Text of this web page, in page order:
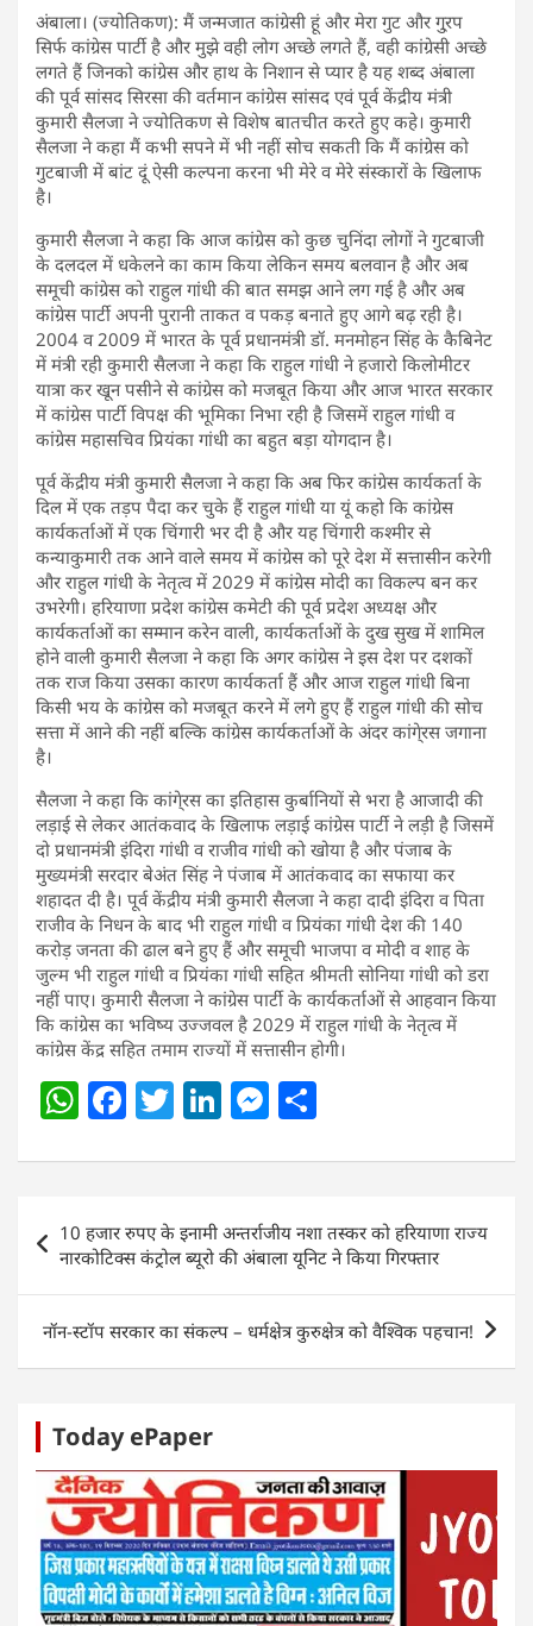
अंबाला। (ज्योतिकण): मैं जन्मजात कांग्रेसी हूं और मेरा गुट और गु्रप
सिर्फ कांग्रेस पार्टी है और मुझे वही लोग अच्छे लगते हैं, वही कांग्रेसी अच्छे
लगते हैं जिनको कांग्रेस और हाथ के निशान से प्यार है यह शब्द अंबाला
की पूर्व सांसद सिरसा की वर्तमान कांग्रेस सांसद एवं पूर्व केंद्रीय मंत्री
कुमारी सैलजा ने ज्योतिकण से विशेष बातचीत करते हुए कहे। कुमारी
सैलजा ने कहा मैं कभी सपने में भी नहीं सोच सकती कि मैं कांग्रेस को
गुटबाजी में बांट दूं ऐसी कल्पना करना भी मेरे व मेरे संस्कारों के खिलाफ
है।
कुमारी सैलजा ने कहा कि आज कांग्रेस को कुछ चुनिंदा लोगों ने गुटबाजी
के दलदल में धकेलने का काम किया लेकिन समय बलवान है और अब
समूची कांग्रेस को राहुल गांधी की बात समझ आने लग गई है और अब
कांग्रेस पार्टी अपनी पुरानी ताकत व पकड़ बनाते हुए आगे बढ़ रही है।
2004 व 2009 में भारत के पूर्व प्रधानमंत्री डॉ. मनमोहन सिंह के कैबिनेट
में मंत्री रही कुमारी सैलजा ने कहा कि राहुल गांधी ने हजारो किलोमीटर
यात्रा कर खून पसीने से कांग्रेस को मजबूत किया और आज भारत सरकार
में कांग्रेस पार्टी विपक्ष की भूमिका निभा रही है जिसमें राहुल गांधी व
कांग्रेस महासचिव प्रियंका गांधी का बहुत बड़ा योगदान है।
पूर्व केंद्रीय मंत्री कुमारी सैलजा ने कहा कि अब फिर कांग्रेस कार्यकर्ता के
दिल में एक तड़प पैदा कर चुके हैं राहुल गांधी या यूं कहो कि कांग्रेस
कार्यकर्ताओं में एक चिंगारी भर दी है और यह चिंगारी कश्मीर से
कन्याकुमारी तक आने वाले समय में कांग्रेस को पूरे देश में सत्तासीन करेगी
और राहुल गांधी के नेतृत्व में 2029 में कांग्रेस मोदी का विकल्प बन कर
उभरेगी। हरियाणा प्रदेश कांग्रेस कमेटी की पूर्व प्रदेश अध्यक्ष और
कार्यकर्ताओं का सम्मान करेन वाली, कार्यकर्ताओं के दुख सुख में शामिल
होने वाली कुमारी सैलजा ने कहा कि अगर कांग्रेस ने इस देश पर दशकों
तक राज किया उसका कारण कार्यकर्ता हैं और आज राहुल गांधी बिना
किसी भय के कांग्रेस को मजबूत करने में लगे हुए हैं राहुल गांधी की सोच
सत्ता में आने की नहीं बल्कि कांग्रेस कार्यकर्ताओं के अंदर कांगे्रस जगाना
है।
सैलजा ने कहा कि कांगे्रस का इतिहास कुर्बानियों से भरा है आजादी की
लड़ाई से लेकर आतंकवाद के खिलाफ लड़ाई कांग्रेस पार्टी ने लड़ी है जिसमें
दो प्रधानमंत्री इंदिरा गांधी व राजीव गांधी को खोया है और पंजाब के
मुख्यमंत्री सरदार बेअंत सिंह ने पंजाब में आतंकवाद का सफाया कर
शहादत दी है। पूर्व केंद्रीय मंत्री कुमारी सैलजा ने कहा दादी इंदिरा व पिता
राजीव के निधन के बाद भी राहुल गांधी व प्रियंका गांधी देश की 140
करोड़ जनता की ढाल बने हुए हैं और समूची भाजपा व मोदी व शाह के
जुल्म भी राहुल गांधी व प्रियंका गांधी सहित श्रीमती सोनिया गांधी को डरा
नहीं पाए। कुमारी सैलजा ने कांग्रेस पार्टी के कार्यकर्ताओं से आहवान किया
कि कांग्रेस का भविष्य उज्जवल है 2029 में राहुल गांधी के नेतृत्व में
कांग्रेस केंद्र सहित तमाम राज्यों में सत्तासीन होगी।
W
at
s
A
p
p
F
c
e
b
o
o
k
T
itt
er
Li
k
e
dI
n
M
ss
e
n
g
er
ar
e
navigation
10 हजार रुपए के इनामी अन्तर्राजीय नशा तस्कर को हरियाणा राज्य
नारकोटिक्स कंट्रोल ब्यूरो की अंबाला यूनिट ने किया गिरफ्तार
नॉन-स्टॉप सरकार का संकल्प – धर्मक्षेत्र कुरुक्षेत्र को वैश्विक पहचान!
Today ePaper